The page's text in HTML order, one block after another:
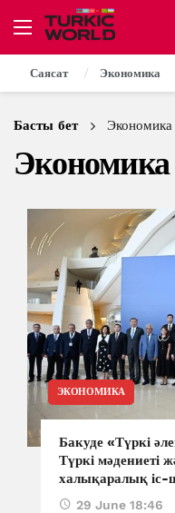
Саясат Экономика
Басты бет Экономика
Экономика
ЭКОНОМИКА
Бакуде «Түркі
Түркі мәдениеті
халықаралық іс-
ұйымдастырады
29 June 18:46